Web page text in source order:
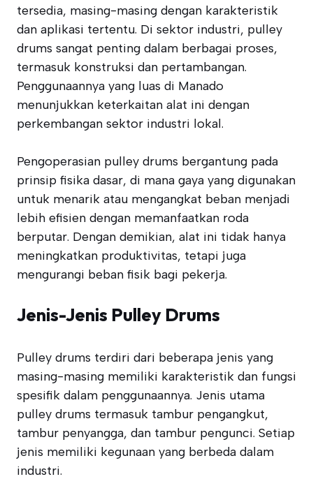
tersedia, masing-masing dengan karakteristik
dan aplikasi tertentu. Di sektor industri, pulley
drums sangat penting dalam berbagai proses,
termasuk konstruksi dan pertambangan.
Penggunaannya yang luas di Manado
menunjukkan keterkaitan alat ini dengan
perkembangan sektor industri lokal.
Pengoperasian pulley drums bergantung pada
prinsip fisika dasar, di mana gaya yang digunakan
untuk menarik atau mengangkat beban menjadi
lebih efisien dengan memanfaatkan roda
berputar. Dengan demikian, alat ini tidak hanya
meningkatkan produktivitas, tetapi juga
mengurangi beban fisik bagi pekerja.
Jenis-Jenis Pulley Drums
Pulley drums terdiri dari beberapa jenis yang
masing-masing memiliki karakteristik dan fungsi
spesifik dalam penggunaannya. Jenis utama
pulley drums termasuk tambur pengangkut,
tambur penyangga, dan tambur pengunci. Setiap
jenis memiliki kegunaan yang berbeda dalam
industri.